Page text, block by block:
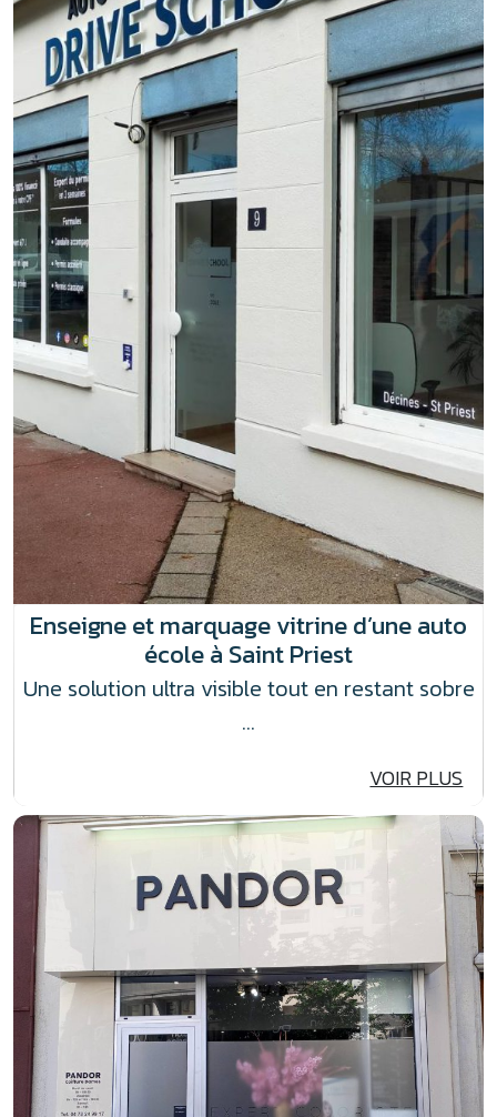
Enseigne et marquage vitrine d’une auto
école à Saint Priest
Une solution ultra visible tout en restant sobre
…
VOIR PLUS